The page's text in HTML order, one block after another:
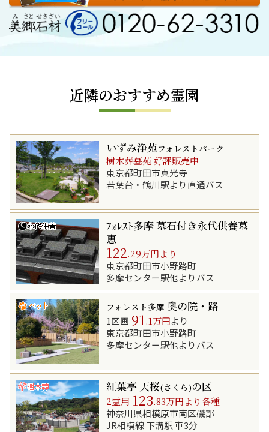
近隣のおすすめ霊園
いずみ浄苑フォレストパーク
樹木葬墓苑 好評販売中
東京都町田市真光寺
若葉台・鶴川駅より直通バス
ﾌｫﾚｽﾄ多摩 墓石付き永代供養墓
恵
122.29万円より
東京都町田市小野路町
多摩センター駅他よりバス
フォレスト多摩 奥の院・路
1区画 91 .1万円より
東京都町田市小野路町
多摩センター駅他よりバス
紅葉亭 天桜(さくら)の区
2霊用 123.83万円より各種
神奈川県相模原市南区磯部
JR相模線 下溝駅 車3分